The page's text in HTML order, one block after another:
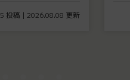
投稿 | 2026.08.08 更新